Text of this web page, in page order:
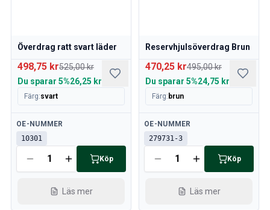
Överdrag ratt svart läder
498,75 kr525,00 kr
Du sparar 5%26,25 kr
Färg:svart
Tillgänglig
OE-NUMMER
10301
Köp
Läs mer
Reservhjulsöverdrag Brun
470,25 kr495,00 kr
Du sparar 5%24,75 kr
Färg: brun
Tillgänglig
OE-NUMMER
279731-3
Köp
Läs mer